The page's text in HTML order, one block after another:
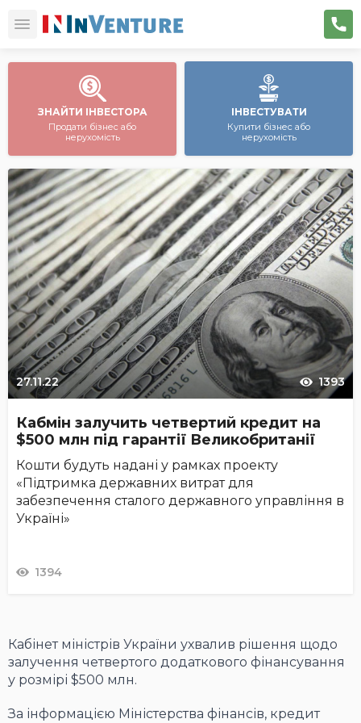
ЗНАЙТИ ІНВЕСТОРА
Продати бізнес або
нерухомість
ІНВЕСТУВАТИ
Купити бізнес або
нерухомість
27.11.22 1393
Кабмін залучить четвертий кредит на
$500 млн під гарантії Великобританії
Кошти будуть надані у рамках проекту
«Підтримка державних витрат для
забезпечення сталого державного управління в
Україні»
1394
Кабінет міністрів України ухвалив рішення щодо
залучення четвертого додаткового фінансування
у розмірі $500 млн.
За інформацією Міністерства фінансів, кредит